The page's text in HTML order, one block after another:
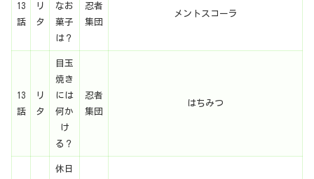
13
話
リ
タ
なお
菓子
は？
忍者
集団
メントスコーラ
13
話
リ
タ
目玉
焼き
には
何か
け
る？
忍者
集団
はちみつ
休日